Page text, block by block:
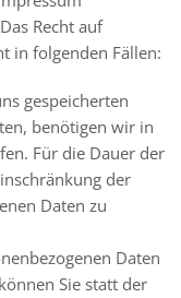
Recht auf
in folgenden Fällen:
gespeicherten
benötigen wir in
Für die Dauer der
der
Daten zu
Daten
Sie statt der